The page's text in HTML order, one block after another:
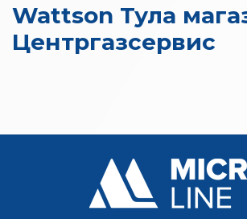
Wattson Тула
Центргазсервис